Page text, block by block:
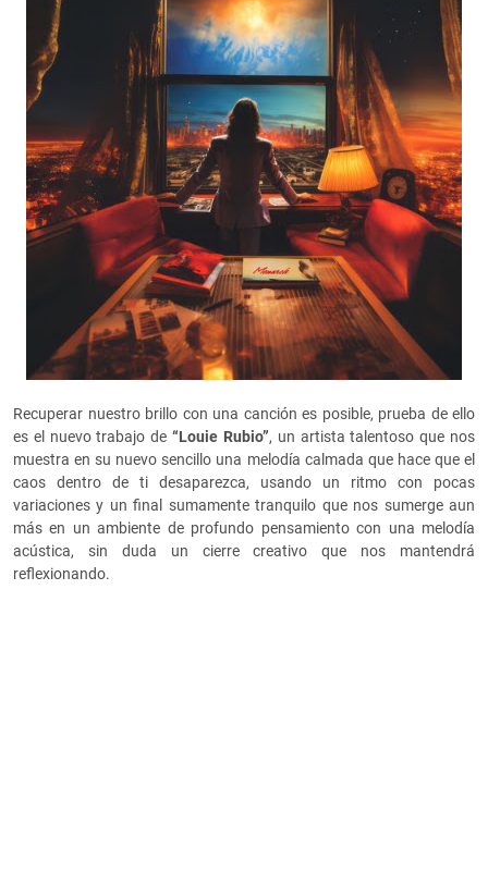
Recuperar nuestro brillo con una canción es posible, prueba de ello
es el nuevo trabajo de“Louie Rubio”, un artista talentoso que nos
muestra en su nuevo sencillo una melodía calmada que hace que el
caos dentro de ti desaparezca, usando un ritmo con pocas
variaciones y un final sumamente tranquilo que nos sumerge aun
más en un ambiente de profundo pensamiento con una melodía
acústica, sin duda un cierre creativo que nos mantendrá
reflexionando.